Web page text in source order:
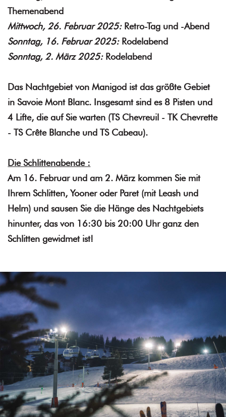
Themenabend
Mittwoch, 26. Februar 2025: Retro-Tag und -Abend
Sonntag, 16. Februar 2025: Rodelabend
Sonntag, 2. März 2025: Rodelabend
Das Nachtgebiet von Manigod ist das größte Gebiet
in Savoie Mont Blanc. Insgesamt sind es 8 Pisten und
4 Lifte, die auf Sie warten (TS Chevreuil - TK Chevrette
- TS Crête Blanche und TS Cabeau).
Die Schlittenabende :
Am 16. Februar und am 2. März kommen Sie mit
Ihrem Schlitten, Yooner oder Paret (mit Leash und
Helm) und sausen Sie die Hänge des Nachtgebiets
hinunter, das von 16:30 bis 20:00 Uhr ganz den
Schlitten gewidmet ist!